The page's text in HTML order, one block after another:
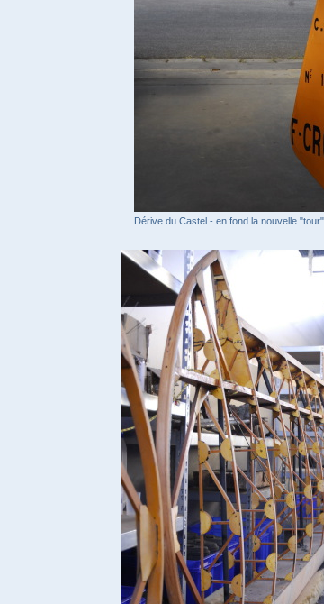
Dérive du Castel - en fond la nouvelle